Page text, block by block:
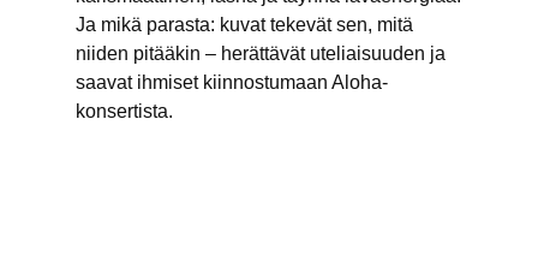
Ja mikä parasta: kuvat tekevät sen, mitä
niiden pitääkin – herättävät uteliaisuuden ja
saavat ihmiset kiinnostumaan Aloha-
konsertista.